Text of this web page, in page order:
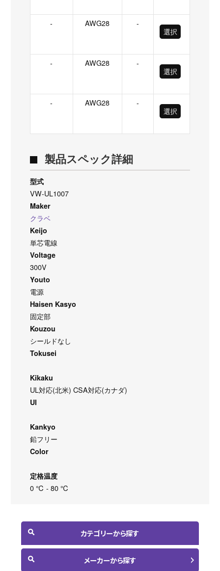
- AWG28
-
選択
- AWG28
-
選択
- AWG28
-
選択
製品スペック詳細
型式
VW-UL1007
Maker
クラベ
Keijo
単芯電線
Voltage
300V
Youto
電源
Haisen Kasyo
固定部
Kouzou
シールドなし
Tokusei
Kikaku
UL対応(北米) CSA対応(カナダ)
Ul
Kankyo
鉛フリー
Color
定格温度
0 ℃ - 80 ℃
カテゴリーから探す
メーカーから探す